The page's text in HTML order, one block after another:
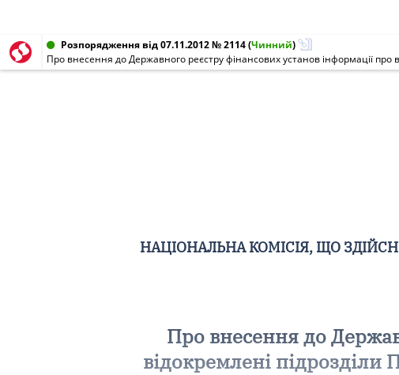
Розпорядження від 07.11.2012 № 2114(Чинний)
Про внесення до Державного реєстру фінансових установ інформації
НАЦІОНАЛЬНА КОМІСІЯ, ЩО
Про внесення до
відокремлені